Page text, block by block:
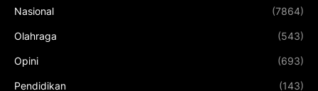
Nasional (7864)
Olahraga (543)
Opini (693)
Pendidikan (143)